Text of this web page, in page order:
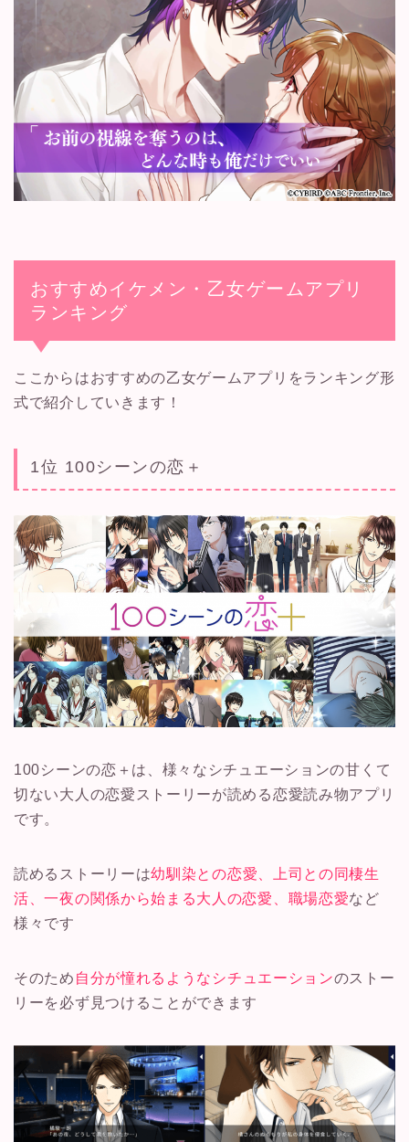
おすすめイケメン・乙女ゲームアプリ
ランキング
ここからはおすすめの乙女ゲームアプリをランキング形
式で紹介していきます！
1位 100シーンの恋＋
100シーンの恋＋は、様々なシチュエーションの甘くて
切ない大人の恋愛ストーリーが読める恋愛読み物アプリ
です。
読めるストーリーは幼馴染との恋愛、上司との同棲生
活、一夜の関係から始まる大人の恋愛、職場恋愛など
様々です
そのため 自分が憧れるようなシチュエーションのストー
リーを必ず見つけることができます